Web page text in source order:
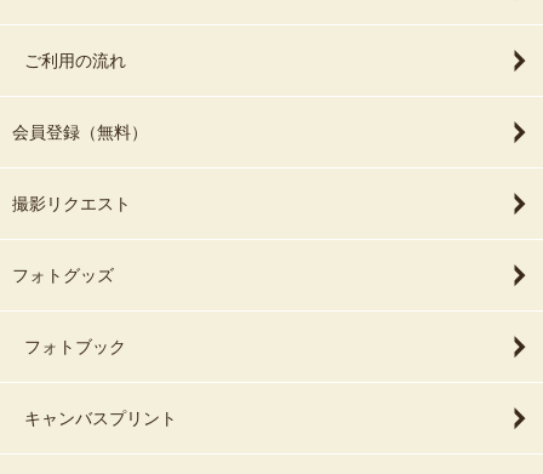
ご利用の流れ
会員登録（無料）
撮影リクエスト
フォトグッズ
フォトブック
キャンバスプリント